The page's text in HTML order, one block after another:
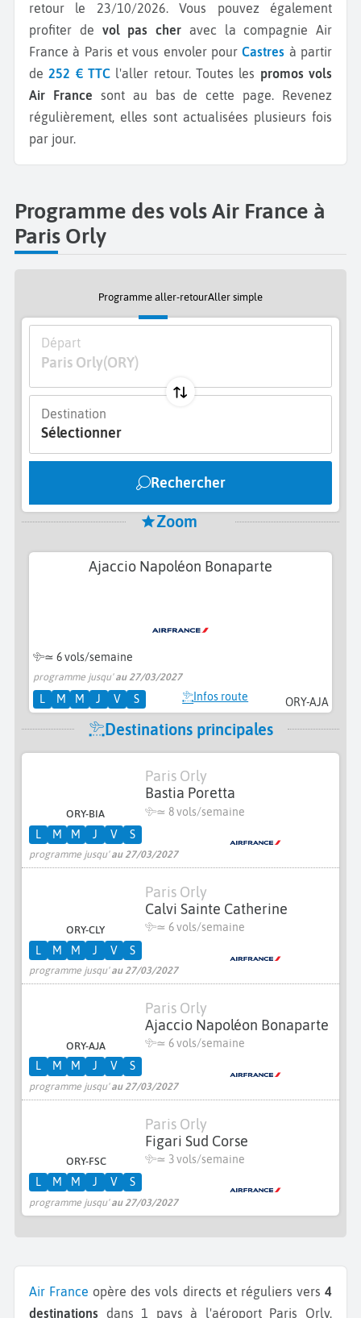
retour le 23/10/2026.Vous pouvez également
profiter de vol pas cher avec la compagnie Air
France à Paris et vous envoler pourCastres à partir
de252 € TTC l'aller retour.Toutes les promos vols
Air France sont au bas de cette page. Revenez
régulièrement, elles sont actualisées plusieurs fois
par jour.
Programme des vols Air France à
Paris Orly
Programme aller-retourAller simple
Départ
Paris Orly(ORY)
Destination
Sélectionner
Rechercher
Zoom
ORY-AJA
Ajaccio Napoléon Bonaparte
≃ 6 vols/semaine
programme jusqu'au 27/03/2027
L M M J V S Infos route
Destinations principales
ORY-BIA
Paris Orly
Bastia Poretta
≃ 8 vols/semaine
programme jusqu'au 27/03/2027
L M M J V S
ORY-CLY
Paris Orly
Calvi Sainte Catherine
≃ 6 vols/semaine
programme jusqu'au 27/03/2027
L M M J V S
ORY-AJA
Paris Orly
Ajaccio Napoléon Bonaparte
≃ 6 vols/semaine
programme jusqu'au 27/03/2027
L M M J V S
ORY-FSC
Paris Orly
Figari Sud Corse
≃ 3 vols/semaine
programme jusqu'au 27/03/2027
L M M J V S
Air France opère des vols directs et réguliers vers4
destinations dans 1 pays à l'aéroport Paris Orly.